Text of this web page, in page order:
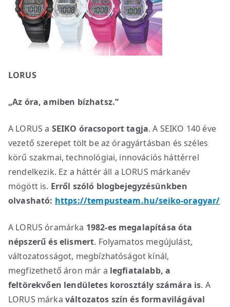
LORUS
„Az óra, amiben bízhatsz.”
A LORUS a SEIKO óracsoport tagja. A SEIKO 140 éve
vezető szerepet tölt be az óragyártásban és széles
körű szakmai, technológiai, innovációs háttérrel
rendelkezik. Ez a háttér áll a LORUS márkanév
mögött is. Erről szóló blogbejegyzésünkben
olvasható: https://tempusteam.hu/seiko-oragyar/
A LORUS óramárka 1982-es megalapítása óta
népszerű és elismert. Folyamatos megújulást,
változatosságot, megbízhatóságot kínál,
megfizethető áron már a legfiatalabb, a
feltörekvően lendületes korosztály számára is. A
LORUS márka változatos szín és formavilágával